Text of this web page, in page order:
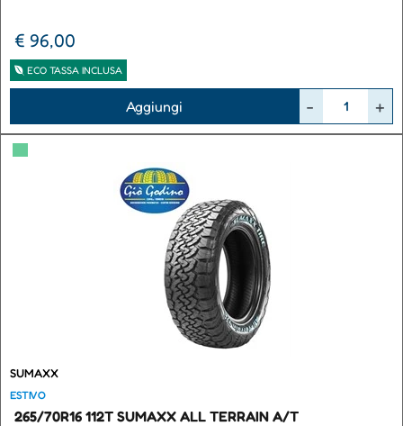
€ 96,00
ECO TASSA INCLUSA
Aggiungi
▀
SUMAXX
ESTIVO
265/70R16 112T SUMAXX ALL TERRAIN A/T